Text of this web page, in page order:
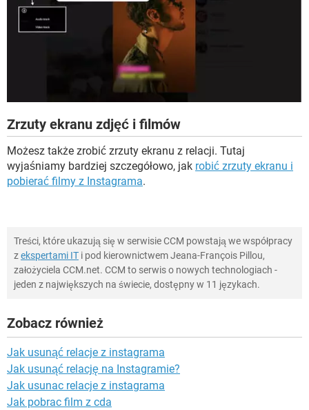
Zrzuty ekranu zdjęć i filmów
Możesz także zrobić zrzuty ekranu z relacji. Tutaj
wyjaśniamy bardziej szczegółowo, jak robić zrzuty ekranu i
pobierać filmy z Instagrama.
Treści, które ukazują się w serwisie CCM powstają we współpracy
zekspertami IT i pod kierownictwem Jeana-François Pillou,
założyciela CCM.net. CCM to serwis o nowych technologiach -
jeden z największych na świecie, dostępny w 11 językach.
Zobacz również
Jak usunąć relacje z instagrama
Jak usunąć relację na Instagramie?
Jak usunac relacje z instagrama
Jak pobrac film z cda